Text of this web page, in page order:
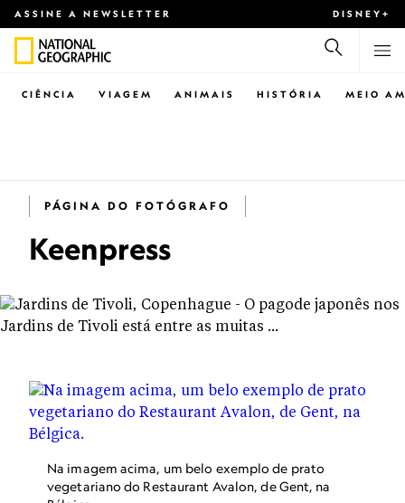
ASSINE A NEWSLETTER DISNEY+
CIÊNCIA VIAGEM ANIMAIS HISTÓRIA MEIO
PÁGINA DO FOTÓGRAFO
Keenpress
Na imagem acima, um belo exemplo de prato
vegetariano do Restaurant Avalon, de Gent, na